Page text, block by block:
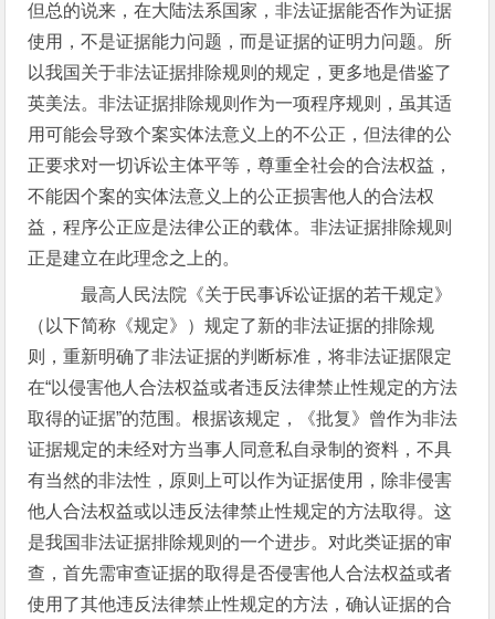
但总的说来，在大陆法系国家，非法证据能否作为证据
使用，不是证据能力问题，而是证据的证明力问题。所
以我国关于非法证据排除规则的规定，更多地是借鉴了
英美法。非法证据排除规则作为一项程序规则，虽其适
用可能会导致个案实体法意义上的不公正，但法律的公
正要求对一切诉讼主体平等，尊重全社会的合法权益，
不能因个案的实体法意义上的公正损害他人的合法权
益，程序公正应是法律公正的载体。非法证据排除规则
正是建立在此理念之上的。
最高人民法院《关于民事诉讼证据的若干规定》
（以下简称《规定》）规定了新的非法证据的排除规
则，重新明确了非法证据的判断标准，将非法证据限定
在“以侵害他人合法权益或者违反法律禁止性规定的方法
取得的证据”的范围。根据该规定，《批复》曾作为非法
证据规定的未经对方当事人同意私自录制的资料，不具
有当然的非法性，原则上可以作为证据使用，除非侵害
他人合法权益或以违反法律禁止性规定的方法取得。这
是我国非法证据排除规则的一个进步。对此类证据的审
查，首先需审查证据的取得是否侵害他人合法权益或者
使用了其他违反法律禁止性规定的方法，确认证据的合